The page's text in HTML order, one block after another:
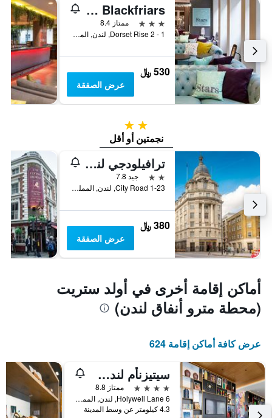
Premier Inn London Blackfriars
3 نجوم
ممتاز 8.4
1 - 2 Dorset Rise, لندن, المملكة المتحدة
530 ﷼
عرض الصفقة
2 نجمتين
نجمتين أو أقل
ترافيلودجي لندن سنترال ستي رود هوتل
2 نجمتين
جيد 7.8
1-23 City Road, لندن, المملكة المتحدة
380 ﷼
عرض الصفقة
أماكن إقامة أخرى في أولد ستريت
(محطة مترو أنفاق لندن)
عرض كافة أماكن إقامة 624
سيتيزنأم لندن شورديتش
4 نجوم
ممتاز 8.8
6 Holywell Lane, لندن, المملكة المتحدة
4.3 كيلومتر عن وسط المدينة